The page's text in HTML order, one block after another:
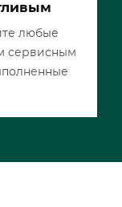
любые
сервисным